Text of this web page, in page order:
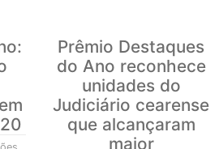
Prêmio Destaques
do Ano reconhece
unidades do
Judiciário cearense
que alcançaram
maior